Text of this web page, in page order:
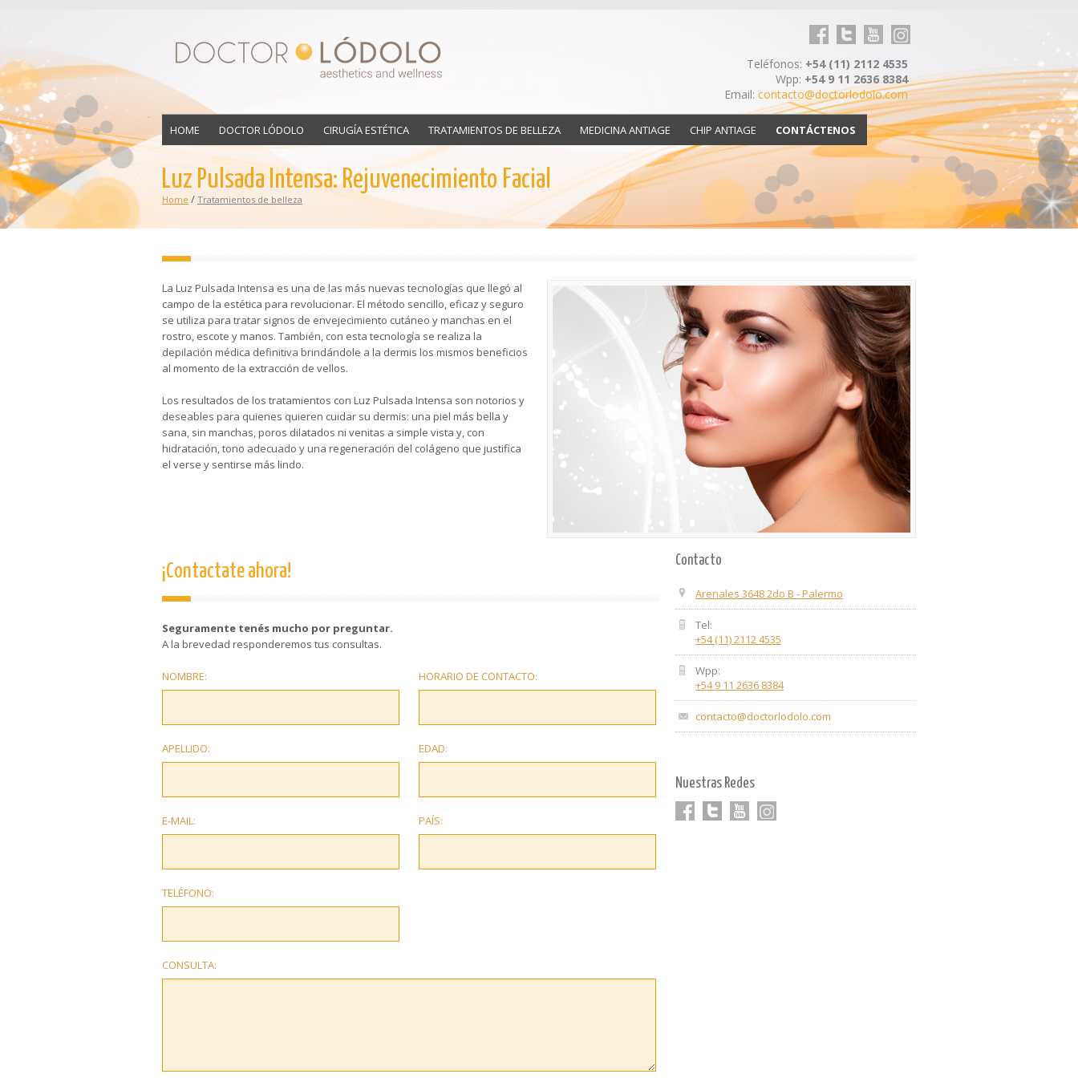
Teléfonos: +54 (11) 2112 4535
Wpp: +54 9 11 2636 8384
Email: contacto@doctorlodolo.com
HOME DOCTOR LÓDOLO CIRUGÍA ESTÉTICA TRATAMIENTOS DE BELLEZA MEDICINA ANTIAGE CHIP ANTIAGE CONTÁCTENOS
Luz Pulsada Intensa: Rejuvenecimiento Facial
Home / Tratamientos de belleza
La Luz Pulsada Intensa es una de las más nuevas tecnologías que llegó al
campo de la estética para revolucionar. El método sencillo, eficaz y seguro
se utiliza para tratar signos de envejecimiento cutáneo y manchas en el
rostro, escote y manos. También, con esta tecnología se realiza la
depilación médica definitiva brindándole a la dermis los mismos beneficios
al momento de la extracción de vellos.
Los resultados de los tratamientos con Luz Pulsada Intensa son notorios y
deseables para quienes quieren cuidar su dermis: una piel más bella y
sana, sin manchas, poros dilatados ni venitas a simple vista y, con
hidratación, tono adecuado y una regeneración del colágeno que justifica
el verse y sentirse más lindo.
¡Contactate ahora!
Seguramente tenés mucho por preguntar.
A la brevedad responderemos tus consultas.
NOMBRE:
APELLIDO:
E-MAIL:
TELÉFONO:
HORARIO DE CONTACTO:
EDAD:
PAÍS:
CONSULTA:
Contacto
Arenales 3648 2do B - Palermo
Tel:
+54 (11) 2112 4535
Wpp:
+54 9 11 2636 8384
contacto@doctorlodolo.com
Nuestras Redes